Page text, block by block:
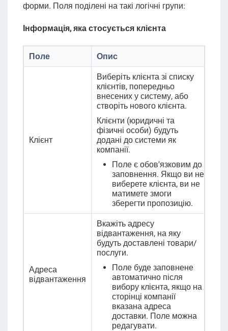
форми. Поля поділені на такі логічні групи:
Інформація, яка стосується клієнта
Поле Опис
Клієнт
Виберіть клієнта зі списку
клієнтів, попередньо
внесених у систему, або
створіть нового клієнта.
Клієнти (юридичні та
фізичні особи) будуть
додані до системи як
компанії.
Поле є обов'язковим до
заповнення. Якщо ви не
виберете клієнта, ви не
матимете змоги
зберегти пропозицію.
Адреса
відвантаження
Вкажіть адресу
відвантаження, на яку
будуть доставлені товари/
послуги.
Поле буде заповнене
автоматично після
вибору клієнта, якщо на
сторінці компанії
вказана адреса
доставки. Поле можна
редагувати.